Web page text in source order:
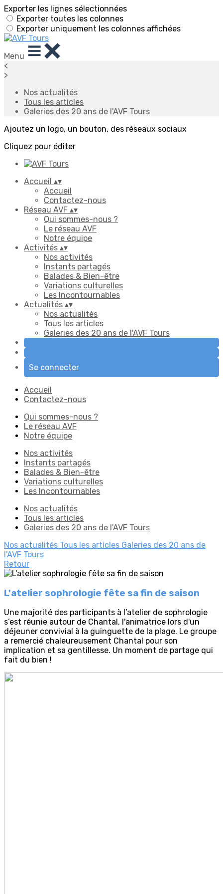
Exporter les lignes sélectionnées
Exporter toutes les colonnes
Exporter uniquement les colonnes affichées
Menu
<
>
Nos actualités
Tous les articles
Galeries des 20 ans de l'AVF Tours
Ajoutez un logo, un bouton, des réseaux sociaux
Cliquez pour éditer
Accueil ▴▾
Accueil
Contactez-nous
Réseau AVF ▴▾
Qui sommes-nous ?
Le réseau AVF
Notre équipe
Activités ▴▾
Nos activités
Instants partagés
Balades & Bien-être
Variations culturelles
Les Incontournables
Actualités ▴▾
Nos actualités
Tous les articles
Galeries des 20 ans de l'AVF Tours
Se connecter
Accueil
Contactez-nous
Qui sommes-nous ?
Le réseau AVF
Notre équipe
Nos activités
Instants partagés
Balades & Bien-être
Variations culturelles
Les Incontournables
Nos actualités
Tous les articles
Galeries des 20 ans de l'AVF Tours
Nos actualités Tous les articles Galeries des 20 ans de
l'AVF Tours
Retour
L'atelier sophrologie fête sa fin de saison
Une majorité des participants à l’atelier de sophrologie
s’est réunie autour de Chantal, l'animatrice lors d'un
déjeuner convivial à la guinguette de la plage. Le groupe
a remercié chaleureusement Chantal pour son
implication et sa gentillesse. Un moment de partage qui
fait du bien !